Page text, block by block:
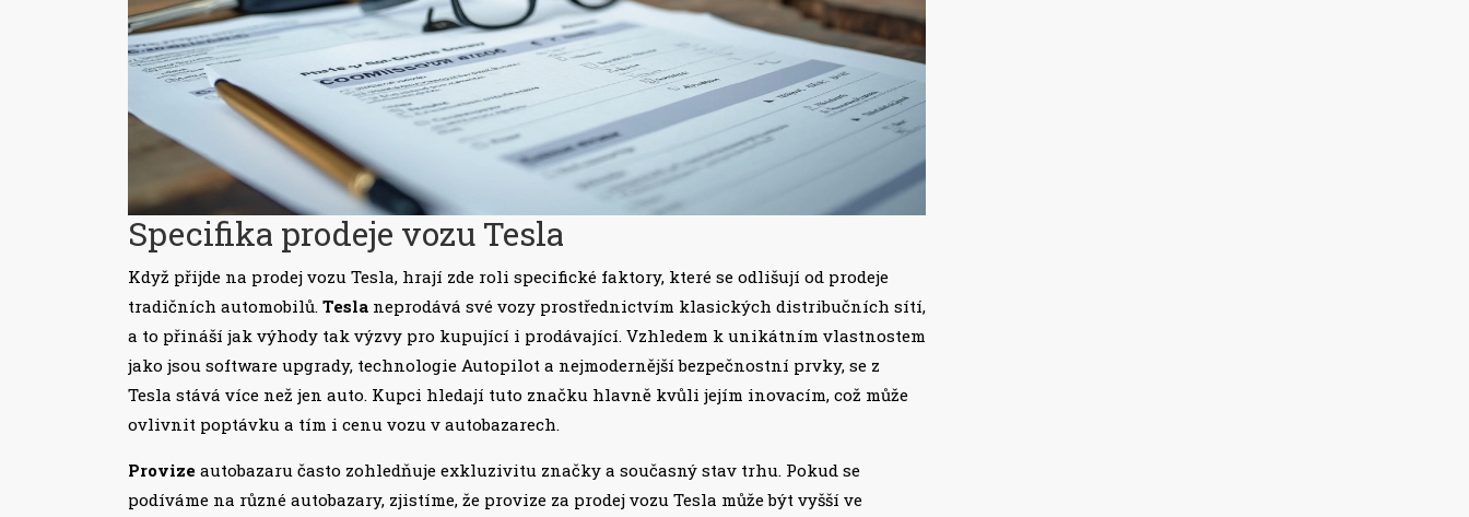
Specifika prodeje vozu Tesla
Když přijde na prodej vozu Tesla, hrají zde roli specifické faktory, které se odlišují od prodeje
tradičních automobilů. Tesla neprodává své vozy prostřednictvím klasických distribučních sítí,
a to přináší jak výhody tak výzvy pro kupující i prodávající. Vzhledem k unikátním vlastnostem
jako jsou software upgrady, technologie Autopilot a nejmodernější bezpečnostní prvky, se z
Tesla stává více než jen auto. Kupci hledají tuto značku hlavně kvůli jejím inovacím, což může
ovlivnit poptávku a tím i cenu vozu v autobazarech.
Provize autobazaru často zohledňuje exkluzivitu značky a současný stav trhu. Pokud se
podíváme na různé autobazary, zjistíme, že provize za prodej vozu Tesla může být vyšší ve